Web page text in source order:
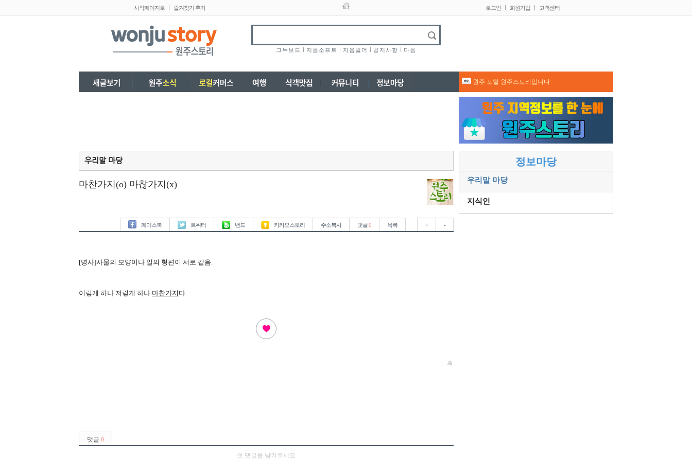
시작페이지로 즐겨찾기 추가 로그인 회원가입 고객센터
그누보드 지음소프트 지음빌더 공지사항 다음
원주 포털 원주스토리입니다
정보마당
우리말 마당
지식인
우리말 마당
마찬가지(o) 마찮가지(x)
페이스북 트위터 밴드 카카오스토리 주소복사 댓글0 목록 + -
[명사]사물의 모양이나 일의 형편이 서로 같음.
이렇게 하나 저렇게 하나 마찬가지 다.